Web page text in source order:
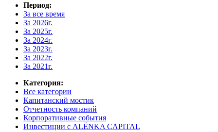
Период:
За все время
За 2026г.
За 2025г.
За 2024г.
За 2023г.
За 2022г.
За 2021г.
Категория:
Все категории
Капитанский мостик
Отчетность компаний
Корпоративные события
Инвестиции с ALЁNKA CAPITAL